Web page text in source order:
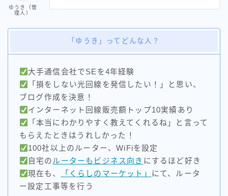
ゆうき（管
理人）
「ゆうき」ってどんな人？
大手通信会社でSEを4年経験
「損をしない光回線を発信したい！」と思い、
ブログ作成を決意！
インターネット回線販売額トップ10実績あり
「本当にわかりやすく教えてくれるね」と言って
もらえたときはうれしかった！
100社以上のルーター、WiFiを設定
自宅のルーターもビジネス向き にするほど好き
現在も、
「くらしのマーケット」 にて、ルータ
ー設定工事等を行う